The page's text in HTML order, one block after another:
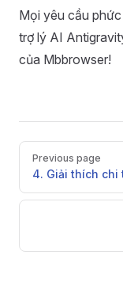
Mọi yêu cầu
trợ lý AI
của Mbbrowser!
Pager
Previous page
4. Giải thích chi